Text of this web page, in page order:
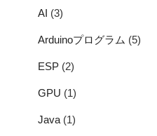
AI (3)
Arduinoプログラム (5)
ESP (2)
GPU (1)
Java (1)